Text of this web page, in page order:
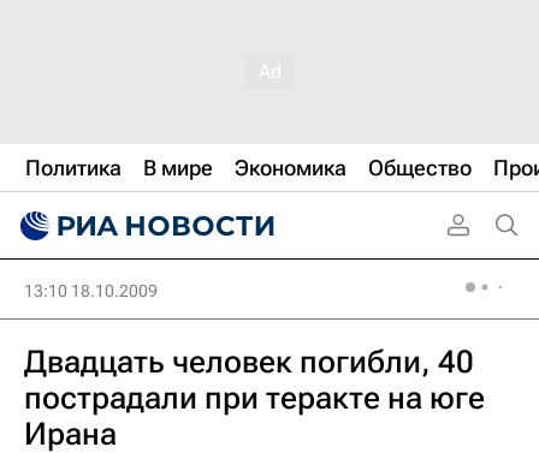
Политика В мире Экономика Общество
13:10 18.10.2009
Двадцать человек погибли, 40
пострадали при теракте на юге
Ирана